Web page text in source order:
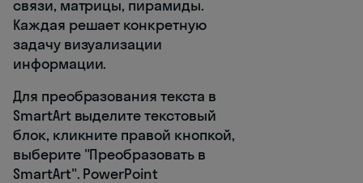
связи, матрицы, пирамиды.
Каждая решает конкретную
задачу визуализации
информации.
Для преобразования текста в
SmartArt выделите текстовый
блок, кликните правой кнопкой,
выберите "Преобразовать в
SmartArt". PowerPoint